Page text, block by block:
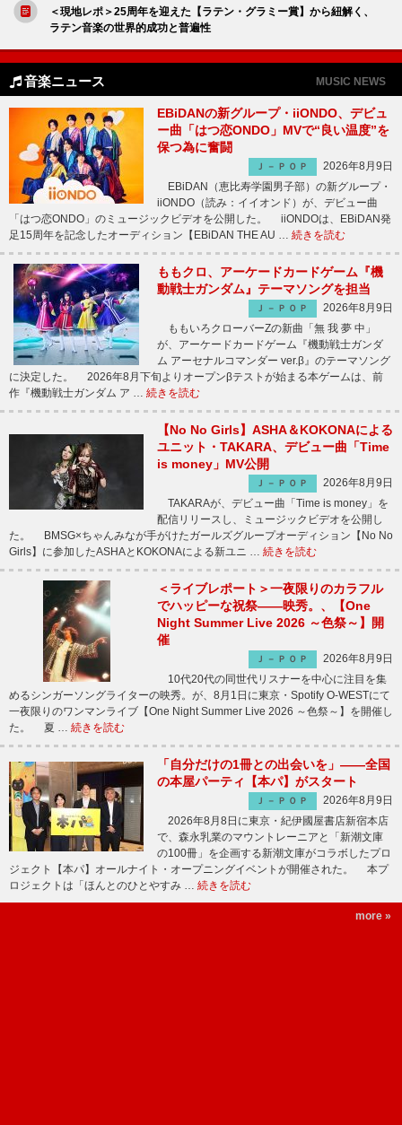
＜現地レポ＞25周年を迎えた【ラテン・グラミー賞】から紐解く、
ラテン音楽の世界的成功と普遍性
音楽ニュース MUSIC NEWS
EBiDANの新グループ・iiONDO、デビュ
ー曲「はつ恋ONDO」MVで“良い温度”を
保つ為に奮闘
Ｊ－ＰＯＰ
2026年8月9日
EBiDAN（恵比寿学園男子部）の新グループ・
iiONDO（読み：イイオンド）が、デビュー曲
「はつ恋ONDO」のミュージックビデオを公開した。 iiONDOは、EBiDAN発
足15周年を記念したオーディション【EBiDAN THE AU … 続きを読む
ももクロ、アーケードカードゲーム『機
動戦士ガンダム』テーマソングを担当
Ｊ－ＰＯＰ
2026年8月9日
ももいろクローバーZの新曲「無 我 夢 中」
が、アーケードカードゲーム『機動戦士ガンダ
ム アーセナルコマンダー ver.β』のテーマソング
に決定した。 2026年8月下旬よりオープンβテストが始まる本ゲームは、前
作『機動戦士ガンダム ア … 続きを読む
【No No Girls】ASHA＆KOKONAによる
ユニット・TAKARA、デビュー曲「Time
is money」MV公開
Ｊ－ＰＯＰ
2026年8月9日
TAKARAが、デビュー曲「Time is money」を
配信リリースし、ミュージックビデオを公開し
た。 BMSG×ちゃんみなが手がけたガールズグループオーディション【No No
Girls】に参加したASHAとKOKONAによる新ユニ … 続きを読む
＜ライブレポート＞一夜限りのカラフル
でハッピーな祝祭――映秀。、【One
Night Summer Live 2026 ～色祭～】開
催
Ｊ－ＰＯＰ
2026年8月9日
10代20代の同世代リスナーを中心に注目を集
めるシンガーソングライターの映秀。が、8月1日に東京・Spotify O-WESTにて
一夜限りのワンマンライブ【One Night Summer Live 2026 ～色祭～】を開催し
た。 夏 … 続きを読む
「自分だけの1冊との出会いを」――全国
の本屋パーティ【本パ】がスタート
Ｊ－ＰＯＰ
2026年8月9日
2026年8月8日に東京・紀伊國屋書店新宿本店
で、森永乳業のマウントレーニアと「新潮文庫
の100冊」を企画する新潮文庫がコラボしたプロ
ジェクト【本パ】オールナイト・オープニングイベントが開催された。 本プ
ロジェクトは「ほんとのひとやすみ … 続きを読む
more »